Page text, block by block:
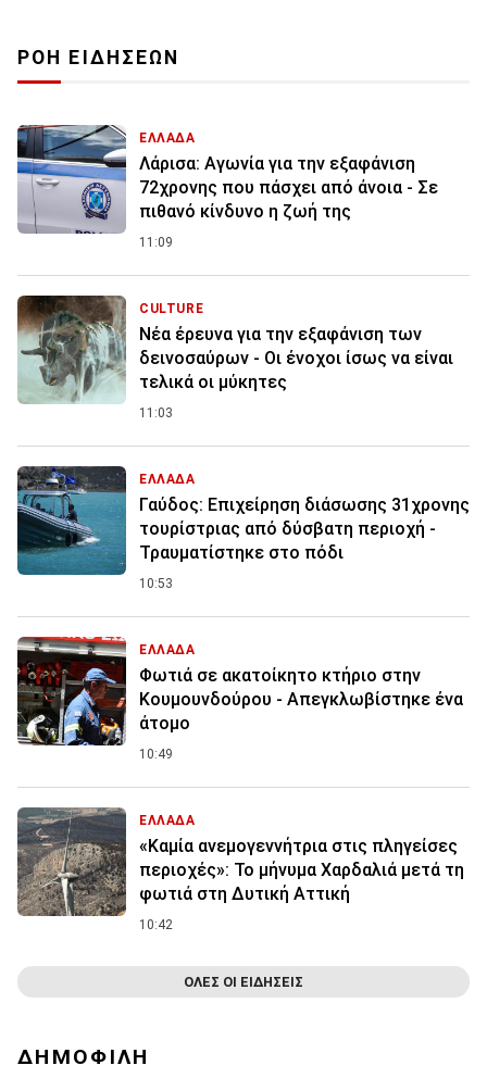
ΡΟΗ ΕΙΔΗΣΕΩΝ
ΕΛΛΑΔΑ
Λάρισα: Αγωνία για την εξαφάνιση
72χρονης που πάσχει από άνοια - Σε
πιθανό κίνδυνο η ζωή της
11:09
CULTURE
Νέα έρευνα για την εξαφάνιση των
δεινοσαύρων - Οι ένοχοι ίσως να είναι
τελικά οι μύκητες
11:03
ΕΛΛΑΔΑ
Γαύδος: Επιχείρηση διάσωσης 31χρονης
τουρίστριας από δύσβατη περιοχή -
Τραυματίστηκε στο πόδι
10:53
ΕΛΛΑΔΑ
Φωτιά σε ακατοίκητο κτήριο στην
Κουμουνδούρου - Απεγκλωβίστηκε ένα
άτομο
10:49
ΕΛΛΑΔΑ
«Καμία ανεμογεννήτρια στις πληγείσες
περιοχές»: Το μήνυμα Χαρδαλιά μετά τη
φωτιά στη Δυτική Αττική
10:42
ΟΛΕΣ ΟΙ ΕΙΔΗΣΕΙΣ
ΔΗΜΟΦΙΛΗ